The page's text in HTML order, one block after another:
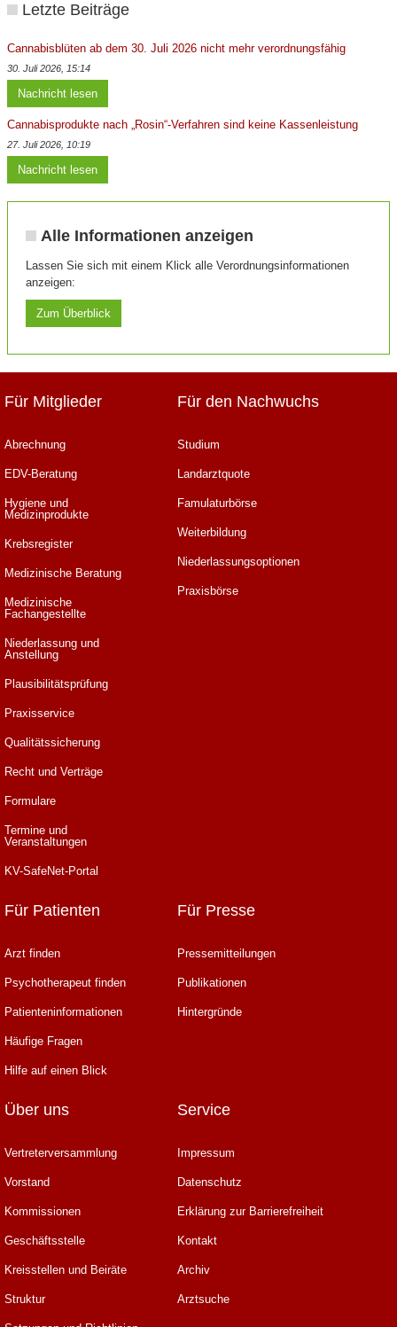
Letzte Beiträge
Cannabisblüten ab dem 30. Juli 2026 nicht mehr verordnungsfähig
30. Juli 2026, 15:14
Nachricht lesen
Cannabisprodukte nach „Rosin“-Verfahren sind keine Kassenleistung
27. Juli 2026, 10:19
Nachricht lesen
Alle Informationen anzeigen
Lassen Sie sich mit einem Klick alle Verordnungsinformationen
anzeigen:
Zum Überblick
Für Mitglieder
Abrechnung
EDV-Beratung
Hygiene und
Medizinprodukte
Krebsregister
Medizinische Beratung
Medizinische
Fachangestellte
Niederlassung und
Anstellung
Plausibilitätsprüfung
Praxisservice
Qualitätssicherung
Recht und Verträge
Formulare
Termine und
Veranstaltungen
KV-SafeNet-Portal
Für den Nachwuchs
Studium
Landarztquote
Famulaturbörse
Weiterbildung
Niederlassungsoptionen
Praxisbörse
Für Patienten
Arzt finden
Psychotherapeut finden
Patienteninformationen
Häufige Fragen
Hilfe auf einen Blick
Für Presse
Pressemitteilungen
Publikationen
Hintergründe
Über uns
Vertreterversammlung
Vorstand
Kommissionen
Geschäftsstelle
Kreisstellen und Beiräte
Struktur
Service
Impressum
Datenschutz
Erklärung zur Barrierefreiheit
Kontakt
Archiv
Arztsuche